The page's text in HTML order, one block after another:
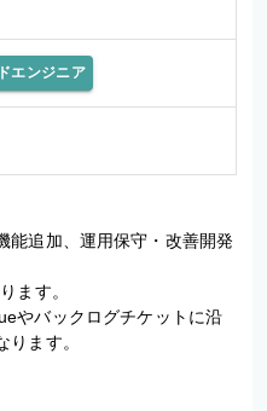
発
エンジニア
能追加、運用保守・改善開発
ます。
やバックログチケットに沿
ます。